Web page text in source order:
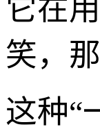
它在
笑，
这种“